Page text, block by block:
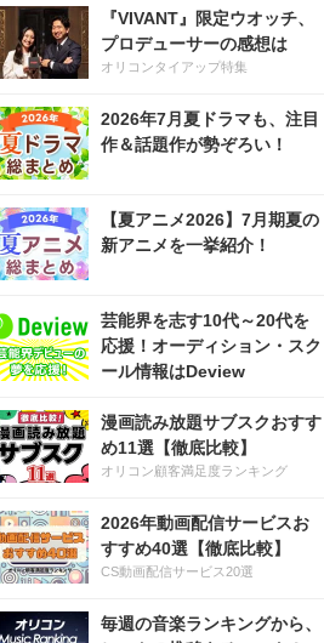
『VIVANT』限定ウオッチ、
プロデューサーの感想は
オリコンタイアップ特集
2026年7月夏ドラマも、注目
作＆話題作が勢ぞろい！
【夏アニメ2026】7月期夏の
新アニメを一挙紹介！
芸能界を志す10代～20代を
応援！オーディション・スク
ール情報はDeview
漫画読み放題サブスクおすす
め11選【徹底比較】
オリコン顧客満足度ランキング
2026年動画配信サービスお
すすめ40選【徹底比較】
CS動画配信サービス20選
毎週の音楽ランキングから、